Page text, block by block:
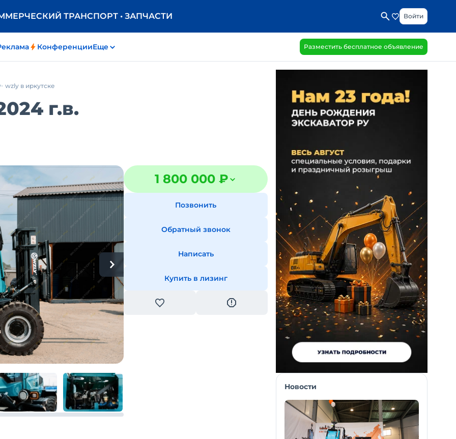
ТРАНСПОРТ • ЗАПЧАСТИ Войти
КонференцииЕще Разместить бесплатное объявление
wzly в иркутске
г.в.
1 800 000 ₽
Позвонить
Обратный звонок
Написать
Купить в лизинг
Новости